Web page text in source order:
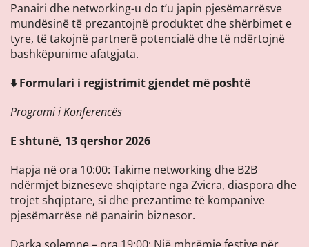
Panairi dhe networking-u do t’u japin pjesëmarrësve
mundësinë të prezantojnë produktet dhe shërbimet e
tyre, të takojnë partnerë potencialë dhe të ndërtojnë
bashkëpunime afatgjata.
⬇️ Formulari i regjistrimit gjendet më poshtë
Programi i Konferencës
E shtunë, 13 qershor 2026
Hapja në ora 10:00: Takime networking dhe B2B
ndërmjet bizneseve shqiptare nga Zvicra, diaspora dhe
trojet shqiptare, si dhe prezantime të kompanive
pjesëmarrëse në panairin biznesor.